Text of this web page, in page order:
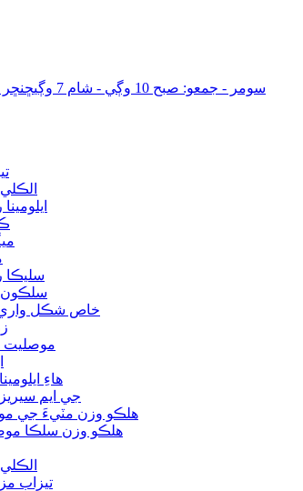
سومر - جمعو: صبح 10 وڳي - شام 7 وڳي
ڇنڇر - سج:
سليڪا
سلڪون
خاص شڪل واري
موصليت
هاءِ
جي ايم
هلڪو وزن مٽيءَ جي
هلڪو وزن سلڪا
تيزاب